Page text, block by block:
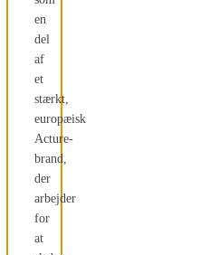
en
del
af
et
stærkt,
europæisk
Acture-
brand,
der
arbejder
for
at